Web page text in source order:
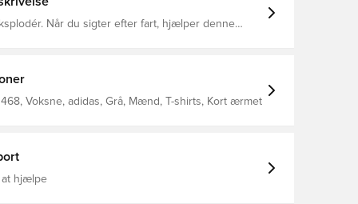
Når du sigter efter fart, hjælper denne
Nu er det din tur til at flyve. Almindelig
hals Mesh af 100 % genanvendt polyester Let og
Primeblue
Voksne, adidas, Grå, Mænd, T-shirts, Kort ærmet
at hjælpe